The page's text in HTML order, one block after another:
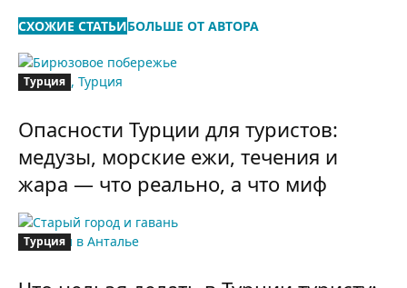
СХОЖИЕ СТАТЬИБОЛЬШЕ ОТ АВТОРА
Турция
Опасности Турции для туристов:
медузы, морские ежи, течения и
жара — что реально, а что миф
Турция